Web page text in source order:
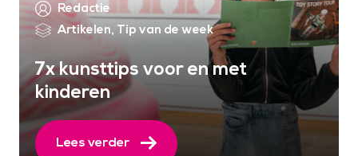
Redactie
Artikelen, Tip van de week
7x kunsttips voor en met
kinderen
Lees verder